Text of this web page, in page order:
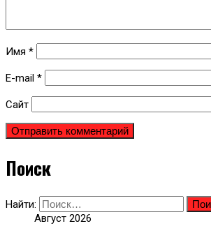
Имя *
E-mail *
Сайт
Поиск
Найти:
Август 2026